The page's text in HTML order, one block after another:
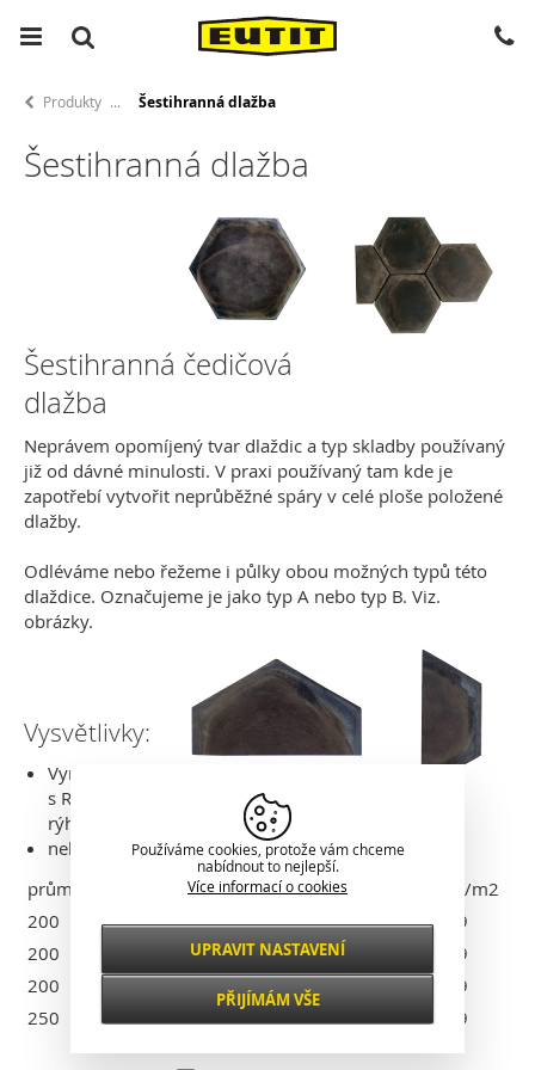
Produkty Šestihranná dlažba
Šestihranná dlažba
Šestihranná čedičová
dlažba
Neprávem opomíjený tvar dlaždic a typ skladby používaný
již od dávné minulosti. V praxi používaný tam kde je
zapotřebí vytvořit neprůběžné spáry v celé ploše položené
dlažby.
Odléváme nebo řežeme i půlky obou možných typů této
dlaždice. Označujeme je jako typ A nebo typ B. Viz.
obrázky.
Vysvětlivky:
Vyrábíme je
s R - hrubé
rýhování na rubové straně
nebo JR - jemné rýhování na rubové straně
průměr vepsané kružnice
tloušťka
ks/m2
200
25 2,30 kg
29
200
30
29
200
40 3,70 kg
29
250
30 4,30 kg 19
Používáme cookies, protože vám chceme
nabídnout to nejlepší.
Více informací o cookies
Nezbytné
VŽDY AKTIVNÍ
Funkční a
UPRAVIT NASTAVENÍ
PŘIJÍMÁM VŠE